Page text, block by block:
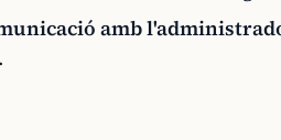
amb